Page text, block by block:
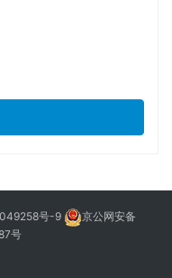
号-9
京公网安备
号